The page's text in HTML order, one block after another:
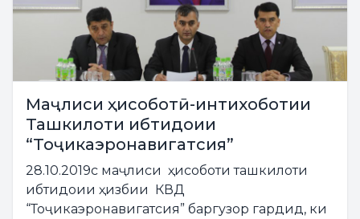
Маҷлиси ҳисоботӣ-интихоботии
Ташкилоти ибтидоии
“Тоҷикаэронавигатсия”
28.10.2019с маҷлиси ҳисоботи ташкилоти
ибтидоии ҳизбии КВД
“Тоҷикаэронавигатсия” баргузор гардид, ки